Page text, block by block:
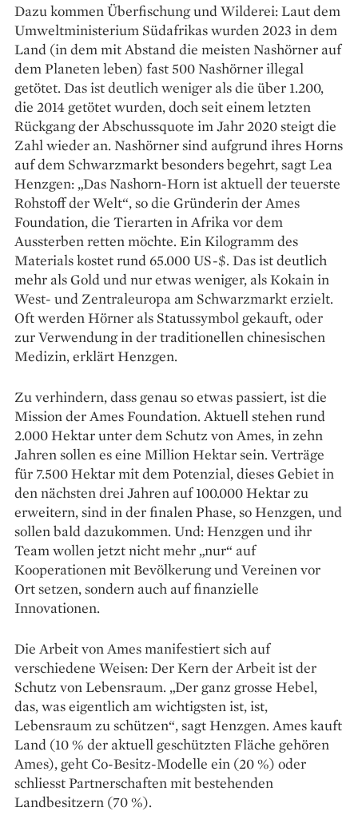
Dazu kommen Überfischung und Wilderei: Laut dem
Umwelt­ministerium Südafrikas wurden 2023 in dem
Land (in dem mit Abstand die meisten Nashörner auf
dem Planeten leben) fast 500 Nashörner illegal
getötet. Das ist deutlich weniger als die über 1.200,
die 2014 getötet wurden, doch seit einem letzten
Rückgang der Abschussquote im Jahr 2020 steigt die
Zahl wieder an. Nashörner sind aufgrund ihres Horns
auf dem Schwarzmarkt besonders begehrt, sagt Lea
Henzgen: „Das Nashorn-Horn ist aktuell der teuerste
Rohstoff der Welt“, so die Gründerin der Ames
Foundation, die Tierarten in Afrika vor dem
Aussterben retten möchte. Ein Kilo­gramm des
Materials kostet rund 65.000 US-$. Das ist deutlich
mehr als Gold und nur etwas weniger, als Kokain in
West- und Zentral­europa am Schwarzmarkt erzielt.
Oft ­werden Hörner als Statussymbol gekauft, oder
zur Verwendung in der traditionellen chinesischen
Medizin, erklärt Henzgen.
Zu verhindern, dass genau so etwas passiert, ist die
Mission der Ames Foundation. Aktuell stehen rund
2.000 Hektar unter dem Schutz von Ames, in zehn
Jahren sollen es eine Million Hektar sein. Verträge
für 7.500 Hektar mit dem Potenzial, dieses Gebiet in
den nächsten drei Jahren auf 100.000 Hektar zu
erweitern, sind in der finalen Phase, so Henzgen, und
sollen bald dazukommen. Und: Henzgen und ihr
Team wollen jetzt nicht mehr „nur“ auf
Kooperationen mit Bevölkerung und Vereinen vor
Ort setzen, sondern auch auf finanzielle
Innovationen.
Die Arbeit von Ames manifestiert sich auf
verschiedene Weisen: Der Kern der Arbeit ist der
Schutz von Lebensraum. „Der ganz grosse Hebel,
das, was eigentlich am wichtigsten ist, ist,
Lebensraum zu schützen“, sagt Henzgen. Ames kauft
Land (10 % der aktuell ­geschützten Fläche gehören
Ames), geht Co-Besitz-Modelle ein (20 %) oder
schliesst Partnerschaften mit be­stehenden
Landbesitzern (70 %).